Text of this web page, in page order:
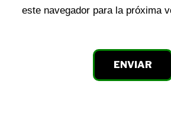
este navegador para la próxima